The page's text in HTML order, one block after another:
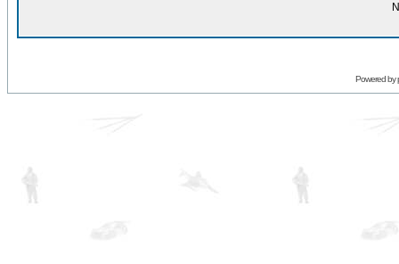
Powered by